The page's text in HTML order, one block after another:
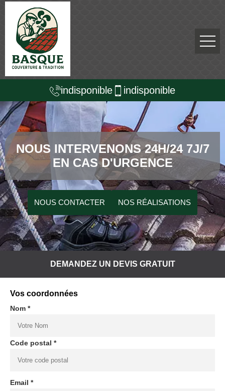
indisponible indisponible
NOUS INTERVENONS 24H/24 7J/7
EN CAS D'URGENCE
NOUS CONTACTER NOS RÉALISATIONS
DEMANDEZ UN DEVIS GRATUIT
Vos coordonnées
Nom *
Code postal *
Email *